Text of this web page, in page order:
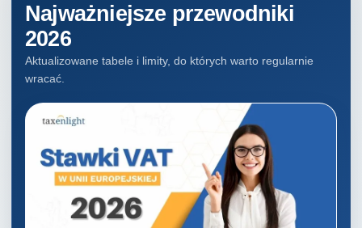
Najważniejsze przewodniki
2026
Aktualizowane tabele i limity, do których warto regularnie
wracać.